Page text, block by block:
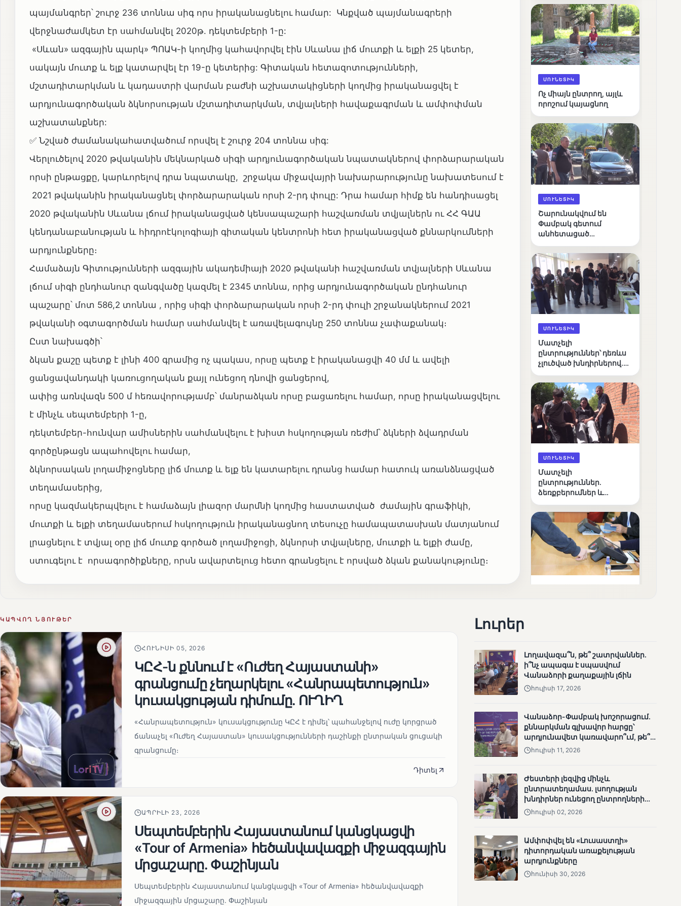
պայմանգրեր՝ շուրջ 236 տոննա սիգ որս իրականացնելու համար: Կնքված պայմանագրերի
վերջնաժամկետ էր սահմանվել 2020թ. դեկտեմբերի 1-ը:
«Սևան» ազգային պարկ» ՊՈԱԿ-ի կողմից կահավորվել էին Սևանա լիճ մուտքի և ելքի 25 կետեր,
սակայն մուտք և ելք կատարվել էր 19-ը կետերից: Գիտական հետազոտությունների,
մշտադիտարկման և կադաստրի վարման բաժնի աշխատակիցների կողմից իրականացվել է
արդյունագործական ձկնորսության մշտադիտարկման, տվյալների հավաքագրման և ամփոփման
աշխատանքներ:
✅ Նշված ժամանակահատվածում որսվել է շուրջ 204 տոննա սիգ:
Վերլուծելով 2020 թվականին մեկնարկած սիգի արդյունագործական նպատակներով փորձարարական
որսի ընթացքը, կարևորելով դրա նպատակը, շրջակա միջավայրի նախարարությունը նախատեսում է
2021 թվականին իրականացնել փորձարարական որսի 2-րդ փուլը: Դրա համար հիմք են հանդիսացել
2020 թվականին Սևանա լճում իրականացված կենսապաշարի հաշվառման տվյալներն ու ՀՀ ԳԱԱ
կենդանաբանության և հիդրոէկոլոգիայի գիտական կենտրոնի հետ իրականացված քննարկումների
արդյունքները։
Համաձայն Գիտությունների ազգային ակադեմիայի 2020 թվականի հաշվառման տվյալների Սևանա
լճում սիգի ընդհանուր զանգվածը կազմել է 2345 տոննա, որից արդյունագործական ընդհանուր
պաշարը՝ մոտ 586,2 տոննա , որից սիգի փորձարարական որսի 2-րդ փուլի շրջանակներում 2021
թվականի օգտագործման համար սահմանվել է առավելագույնը 250 տոննա չափաքանակ։
Ըստ նախագծի՝
ձկան քաշը պետք է լինի 400 գրամից ոչ պակաս, որսը պետք է իրականացվի 40 մմ և ավելի
ցանցավանդակի կառուցողական քայլ ունեցող դնովի ցանցերով,
ափից առնվազն 500 մ հեռավորությամբ՝ մանրաձկան որսը բացառելու համար, որսը իրականացվելու
է մինչև սեպտեմբերի 1-ը,
դեկտեմբեր-հունվար ամիսներին սահմանվելու է խիստ հսկողության ռեժիմ՝ ձկների ձվադրման
գործընթացն ապահովելու համար,
ձկնորսական լողամիջոցները լիճ մուտք և ելք են կատարելու դրանց համար հատուկ առանձնացված
տեղամասերից,
որսը կազմակերպվելու է համաձայն լիազոր մարմնի կողմից հաստատված ժամային գրաֆիկի,
մուտքի և ելքի տեղամասերում հսկողություն իրականացնող տեսուչը համապատասխան մատյանում
լրացնելու է տվյալ օրը լիճ մուտք գործած լողամիջոցի, ձկնորսի տվյալները, մուտքի և ելքի ժամը,
ստուգելու է որսագործիքները, որսն ավարտելուց հետո գրանցելու է որսված ձկան քանակությունը։
արդյունքները
ՄՈՒՆԵՏԻԿ
Ոչ միայն ընտրող, այլև
որոշում կայացնող
ՄՈՒՆԵՏԻԿ
Շարունակվում են
Փամբակ գետում
անհետացած
որոնողական
աշխատանքները
ՄՈՒՆԵՏԻԿ
Մատչելի
ընտրություններ՝ դեռևս
չլուծված խնդիրներով.
դիտորդական
առաքելության
արդյունքները
ՄՈՒՆԵՏԻԿ
Մատչելի
ընտրություններ.
ձեռքբերումներ և
բացթողումներ
ՄՈՒՆԵՏԻԿ
Քվեարկության
պաշտոնական
արդյունքները․ ՈՒՂԻՂ
ԿԱՊՎՈՂ ՆՅՈՒԹԵՐ
ՀՈՒՆԻՍԻ 05, 2026
ԿԸՀ-ն քննում է «Ուժեղ Հայաստանի»
գրանցումը չեղարկելու «Հանրապետություն»
կուսակցության դիմումը. ՈՒՂԻՂ
«Հանրապետություն» կուսակցությունը ԿԸՀ է դիմել՝ պահանջելով ուժը կորցրած
ճանաչել «Ուժեղ Հայաստան» կուսակցությունների դաշինքի ընտրական ցուցակի
գրանցումը։
Դիտել
ԱՊՐԻԼԻ 23, 2026
Սեպտեմբերին Հայաստանում կանցկացվի
«Tour of Armenia» հեծանվավազքի միջազգային
մրցաշարը. Փաշինյան
Սեպտեմբերին Հայաստանում կանցկացվի «Tour of Armenia» հեծանվավազքի
միջազգային մրցաշարը. Փաշինյան
Լուրեր
Լողավազա՞ն, թե՞ շատրվաններ.
ի՞նչ ապագա է սպասվում
Վանաձորի քաղաքային լճին
հուլիսի 17, 2026
Վանաձոր-Փամբակ խոշորացում.
քննարկման գլխավոր հարցը՝
արդյունավետ կառավարո՞ւմ, թե՞
քաղաքական նպատակ
հուլիսի 11, 2026
Ժեստերի լեզվից մինչև
ընտրատեղամաս. լսողության
խնդիրներ ունեցող ընտրողների
ճանապարհը
հուլիսի 02, 2026
Ամփոփվել են «Լուսաստղի»
դիտորդական առաքելության
արդյունքները
հունիսի 30, 2026